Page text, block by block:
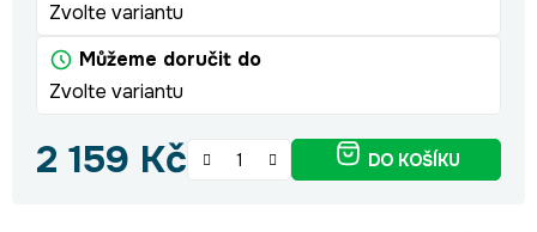
Zvolte variantu
Můžeme doručit do
Zvolte variantu
2 159 Kč DO KOŠÍKU